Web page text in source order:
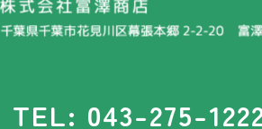
TEL: 043-275-